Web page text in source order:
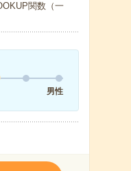
関数（一
男性